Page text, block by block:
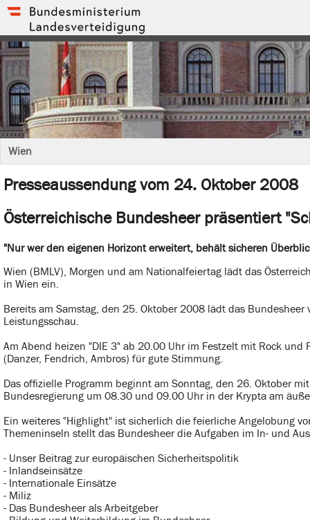
Wien
Presseaussendung vom 24. Oktober 2008
Österreichische Bundesheer präsentiert
"Nur wer den eigenen Horizont erweitert, behält sicheren
Wien (BMLV), Morgen und am Nationalfeiertag lädt das
in Wien ein.
Bereits am Samstag, den 25. Oktober 2008 lädt das
Leistungsschau.
Am Abend heizen "DIE 3" ab 20.00 Uhr im Festzelt mit Rock
(Danzer, Fendrich, Ambros) für gute Stimmung.
Das offizielle Programm beginnt am Sonntag, den 26. Oktober
Bundesregierung um 08.30 und 09.00 Uhr in der Krypta am
Ein weiteres "Highlight" ist sicherlich die feierliche Angelobung
Themeninseln stellt das Bundesheer die Aufgaben im In- und
- Unser Beitrag zur europäischen Sicherheitspolitik
- Inlandseinsätze
- Internationale Einsätze
- Miliz
- Das Bundesheer als Arbeitgeber